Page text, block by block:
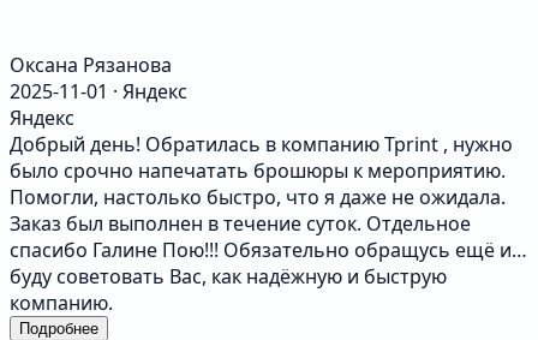
Оксана Рязанова
2025-11-01 · Яндекс
Яндекс
Добрый день! Обратилась в компанию Tprint , нужно
было срочно напечатать брошюры к мероприятию.
Помогли, настолько быстро, что я даже не ожидала.
Заказ был выполнен в течение суток. Отдельное
спасибо Галине Пою!!! Обязательно обращусь ещё и
буду советовать Вас, как надёжную и быструю
компанию.
Подробнее